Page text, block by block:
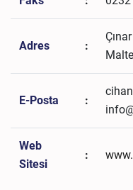
Adres :
E-Posta :
Web
Sitesi
: